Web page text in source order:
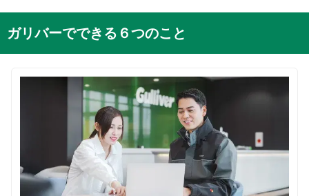
ガリバーでできる６つのこと